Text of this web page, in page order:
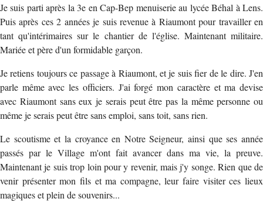
Je suis parti après la 3e en Cap-Bep menuiserie au lycée Béhal à Lens.
Puis après ces 2 années je suis revenue à Riaumont pour travailler en
tant qu'intérimaires sur le chantier de l'église. Maintenant militaire.
Mariée et père d'un formidable garçon.
Je retiens toujours ce passage à Riaumont, et je suis fier de le dire. J'en
parle même avec les officiers. J'ai forgé mon caractère et ma devise
avec Riaumont sans eux je serais peut être pas la même personne ou
même je serais peut être sans emploi, sans toit, sans rien.
Le scoutisme et la croyance en Notre Seigneur, ainsi que ses année
passés par le Village m'ont fait avancer dans ma vie, la preuve.
Maintenant je suis trop loin pour y revenir, mais j'y songe. Rien que de
venir présenter mon fils et ma compagne, leur faire visiter ces lieux
magiques et plein de souvenirs...